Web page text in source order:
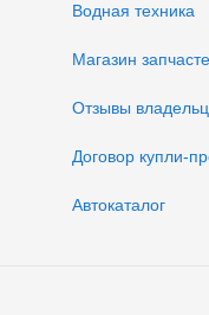
Водная техника
Магазин
Отзывы
Договор купли-
Автокаталог